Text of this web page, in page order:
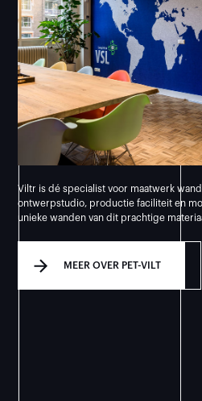
Viltr is dé specialist voor maatwerk
ontwerpstudio, productie faciliteit en
unieke wanden van dit prachtige
MEER OVER PET-VILT